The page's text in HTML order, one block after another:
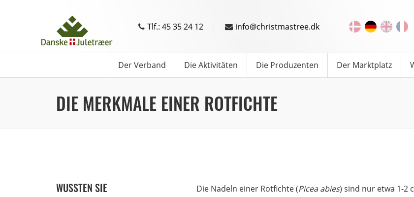
Tlf.: 45 35 24 12 info@christmastree.dk
Der Verband Die Aktivitäten Die Produzenten Der Marktplatz
DIE MERKMALE EINER ROTFICHTE
WUSSTEN SIE Die Nadeln einer Rotfichte (Picea abies) sind nur etwa 1-2